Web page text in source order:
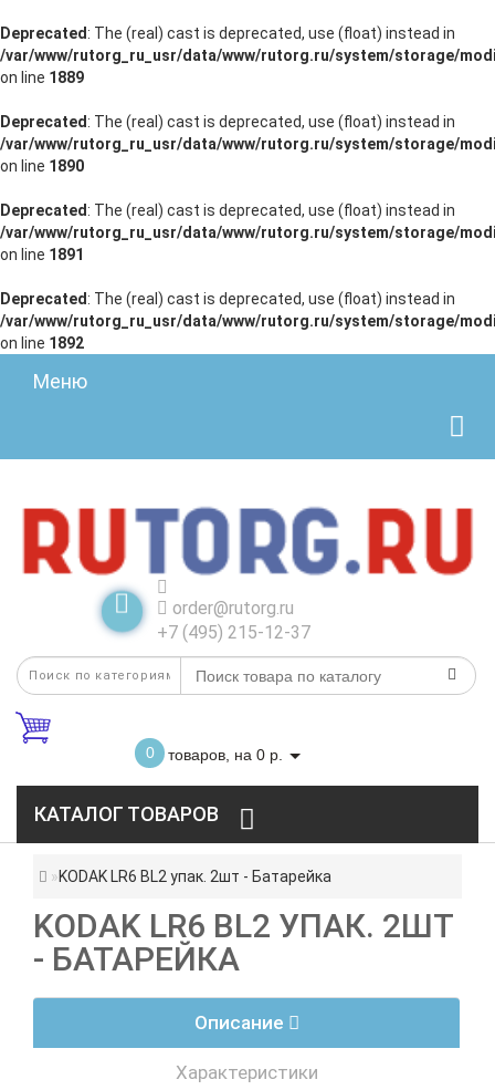
Deprecated : The (real) cast is deprecated, use (float) instead in
/var/www/rutorg_ru_usr/data/www/rutorg.ru/system/storage/
on line 1889
Deprecated : The (real) cast is deprecated, use (float) instead in
/var/www/rutorg_ru_usr/data/www/rutorg.ru/system/storage/
on line 1890
Deprecated : The (real) cast is deprecated, use (float) instead in
/var/www/rutorg_ru_usr/data/www/rutorg.ru/system/storage/
on line 1891
Deprecated : The (real) cast is deprecated, use (float) instead in
/var/www/rutorg_ru_usr/data/www/rutorg.ru/system/storage/
on line 1892
Меню
order@rutorg.ru
+7 (495) 215-12-37
0 товаров, на 0 р.
КАТАЛОГ ТОВАРОВ
KODAK LR6 BL2 упак. 2шт - Батарейка
KODAK LR6 BL2 УПАК. 2ШТ
- БАТАРЕЙКА
Описание
Характеристики